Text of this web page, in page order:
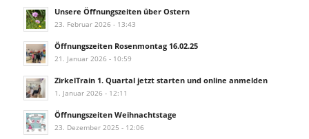
Unsere Öffnungszeiten über Ostern
23. Februar 2026 - 13:43
Öffnungszeiten Rosenmontag 16.02.25
21. Januar 2026 - 10:59
ZirkelTrain 1. Quartal jetzt starten und online anmelden
1. Januar 2026 - 12:11
Öffnungszeiten Weihnachtstage
23. Dezember 2025 - 12:06